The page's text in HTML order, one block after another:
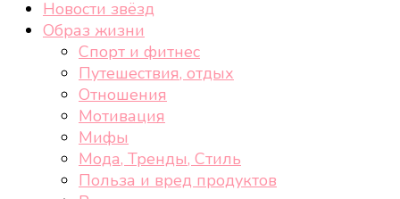
Новости звёзд
Образ жизни
Спорт и фитнес
Путешествия, отдых
Отношения
Мотивация
Мифы
Мода, Тренды, Стиль
Польза и вред продуктов